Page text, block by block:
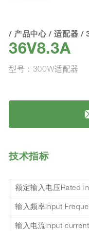
/产品中心/适配器 /
36V8.3A
型号：300W适配器
技术指标
额定输入电压Rated
输入频率Input
输入电流Input